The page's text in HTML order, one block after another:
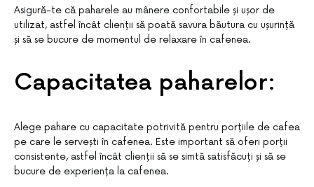
Asigură-te că paharele au mânere confortabile și ușor de
utilizat, astfel încât clienții să poată savura băutura cu ușurință
și să se bucure de momentul de relaxare în cafenea.
Capacitatea paharelor:
Alege pahare cu capacitate potrivită pentru porțiile de cafea
pe care le servești în cafenea. Este important să oferi porții
consistente, astfel încât clienții să se simtă satisfăcuți și să se
bucure de experiența la cafenea.